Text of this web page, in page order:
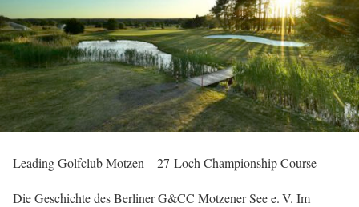
Leading Golfclub Motzen – 27-Loch Championship Course
Die Geschichte des Berliner G&CC Motzener See e. V. Im